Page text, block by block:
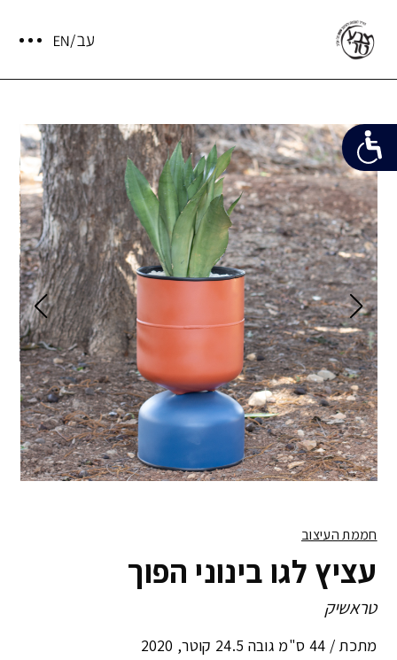
חממת העיצוב
עציץ לגו בינוני הפוך
טראשיק
מתכת / 44 ס"מ גובה 24.5 קוטר ,